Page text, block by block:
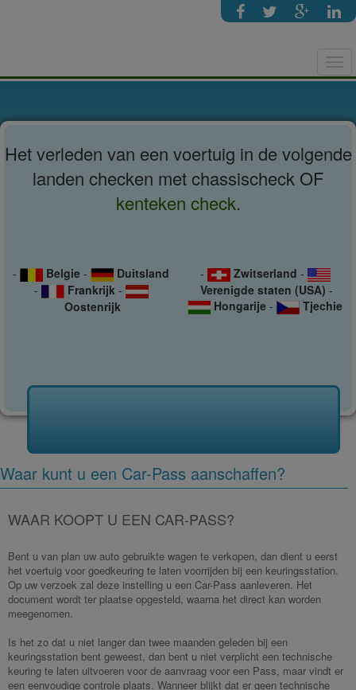
Het verleden van een voertuig in de volgende
landen checken met chassischeck OF
kenteken check.
- Belgie -
Duitsland
-
Frankrijk -
Oostenrijk
- Zwitserland -
Verenigde staten (USA) -
Hongarije - Tjechie
Waar kunt u een Car-Pass aanschaffen?
WAAR KOOPT U EEN CAR-PASS?
Bent u van plan uw auto gebruikte wagen te verkopen, dan dient u eerst
het voertuig voor goedkeuring te laten voorrijden bij een keuringsstation.
Op uw verzoek zal deze instelling u een Car-Pass aanleveren. Het
document wordt ter plaatse opgesteld, waarna het direct kan worden
meegenomen.
Is het zo dat u niet langer dan twee maanden geleden bij een
keuringsstation bent geweest, dan bent u niet verplicht een technische
keuring te laten uitvoeren voor de aanvraag voor een Pass, maar vindt er
een eenvoudige controle plaats. Wanneer blijkt dat er geen technische